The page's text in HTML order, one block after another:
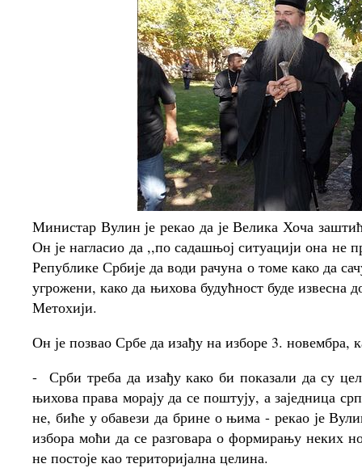
Министар Вулин је рекао да је Велика Хоча
Он је нагласио да ,,по садашњој ситуацији она не
Републике Србије да води рачуна о томе како да
угрожени, како да њихова будућност буде извесна
Метохији.
Он је позвао Србе да изађу на изборе 3. новембра,
-
Срби треба да изађу како би показали да су
њихова права морају да се поштују, а заједница
не, биће у обавези да брине о њима - рекао је
избора моћи да се разговара о формирању неких
не постоје као територијална целина.